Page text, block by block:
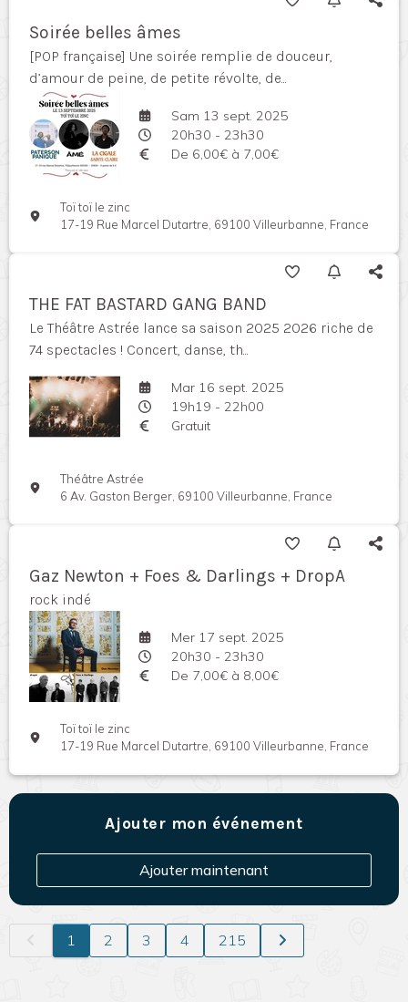
Soirée belles âmes
[POP française] Une soirée remplie de douceur,
d’amour de peine, de petite révolte, de...
Sam 13 sept. 2025
20h30 - 23h30
De 6,00€ à 7,00€
Toï toï le zinc
17-19 Rue Marcel Dutartre, 69100 Villeurbanne, France
THE FAT BASTARD GANG BAND
Le Théâtre Astrée lance sa saison 2025 2026 riche de
74 spectacles ! Concert, danse, th...
Mar 16 sept. 2025
19h19 - 22h00
Gratuit
Théâtre Astrée
6 Av. Gaston Berger, 69100 Villeurbanne, France
Gaz Newton + Foes & Darlings + DropA
rock indé
Mer 17 sept. 2025
20h30 - 23h30
De 7,00€ à 8,00€
Toï toï le zinc
17-19 Rue Marcel Dutartre, 69100 Villeurbanne, France
Ajouter mon événement
Ajouter maintenant
1 2 3 4 215